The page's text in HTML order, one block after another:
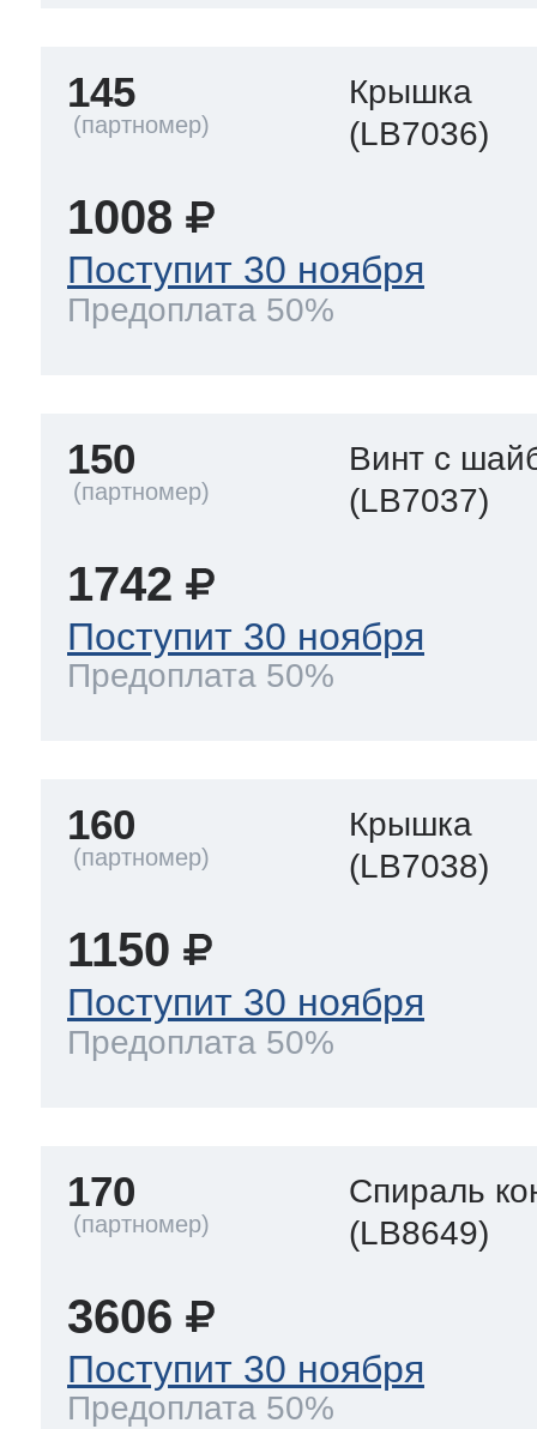
145
Крышка
(LB7036)
1008
Поступит 30 ноября
Предоплата 50%
150
Винт с
(LB7037)
1742
Поступит 30 ноября
Предоплата 50%
160
Крышка
(LB7038)
1150
Поступит 30 ноября
Предоплата 50%
170
Спираль
(LB8649)
3606
Поступит 30 ноября
Предоплата 50%